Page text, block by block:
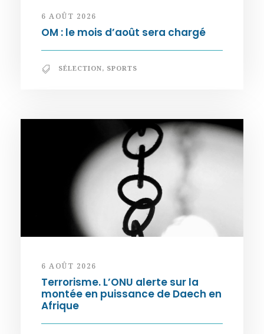
6 AOÛT 2026
OM : le mois d’août sera chargé
SÉLECTION, SPORTS
6 AOÛT 2026
Terrorisme. L’ONU alerte sur la
montée en puissance de Daech en
Afrique